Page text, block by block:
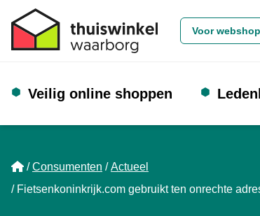
Voor
Veilig online shoppen
Home
Consumenten
Actueel
Fietsenkoninkrijk.com gebruikt ten onrechte